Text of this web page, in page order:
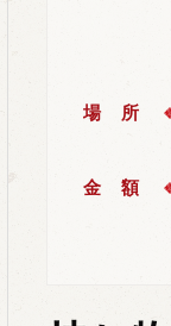
場 所
金 額